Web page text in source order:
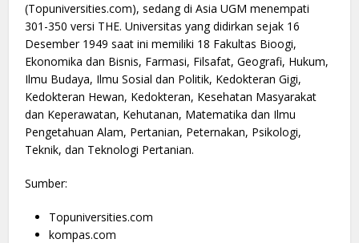
(Topuniversities.com), sedang di Asia UGM menempati
301-350 versi THE. Universitas yang didirkan sejak 16
Desember 1949 saat ini memiliki 18 Fakultas Bioogi,
Ekonomika dan Bisnis, Farmasi, Filsafat, Geografi, Hukum,
Ilmu Budaya, Ilmu Sosial dan Politik, Kedokteran Gigi,
Kedokteran Hewan, Kedokteran, Kesehatan Masyarakat
dan Keperawatan, Kehutanan, Matematika dan Ilmu
Pengetahuan Alam, Pertanian, Peternakan, Psikologi,
Teknik, dan Teknologi Pertanian.
Sumber:
Topuniversities.com
kompas.com